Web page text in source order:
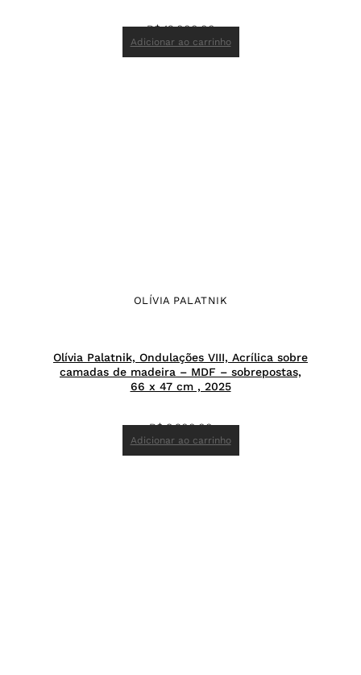
R$12.000,00
Adicionar ao carrinho
OLÍVIA PALATNIK
Olívia Palatnik, Ondulações VIII, Acrílica sobre
camadas de madeira – MDF – sobrepostas,
66 x 47 cm , 2025
R$8.900,00
Adicionar ao carrinho